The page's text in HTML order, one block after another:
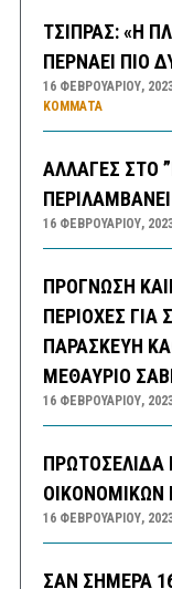
ΤΣΙΠΡΑΣ: «Η
ΠΕΡΝΑΕΙ ΠΙΟ
16 ΦΕΒΡΟΥΑΡΊΟΥ,
ΚΌΜΜΑΤΑ
ΑΛΛΑΓΕΣ ΣΤΟ
16 ΦΕΒΡΟΥΑΡΊΟΥ,
ΠΡΟΓΝΩΣΗ
ΠΕΡΙΟΧΕΣ ΓΙΑ
ΠΑΡΑΣΚΕΥΗ
ΜΕΘΑΥΡΙΟ
16 ΦΕΒΡΟΥΑΡΊΟΥ,
ΠΡΩΤΟΣΕΛΙΔΑ
16 ΦΕΒΡΟΥΑΡΊΟΥ,
ΣΑΝ ΣΗΜΕΡΑ